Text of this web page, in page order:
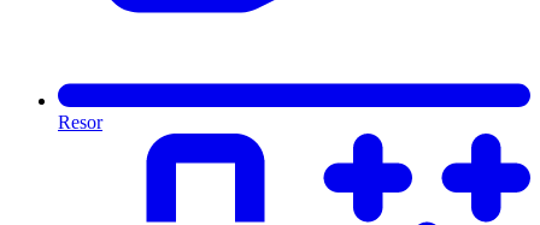
Resor